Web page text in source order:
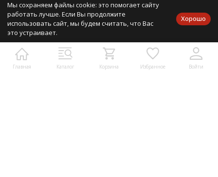
Главная Каталог Корзина Избранное Войти
2009-2026 © Мир деталей — Гипермаркет радиодеталей и
запчастей для электроники
8 (938) 49-50-400
Мобильный
Мы сохраняем файлы cookie: это помогает сайту
работать лучше. Если Вы продолжите
использовать сайт, мы будем считать, что Вас
это устраивает.
Хорошо